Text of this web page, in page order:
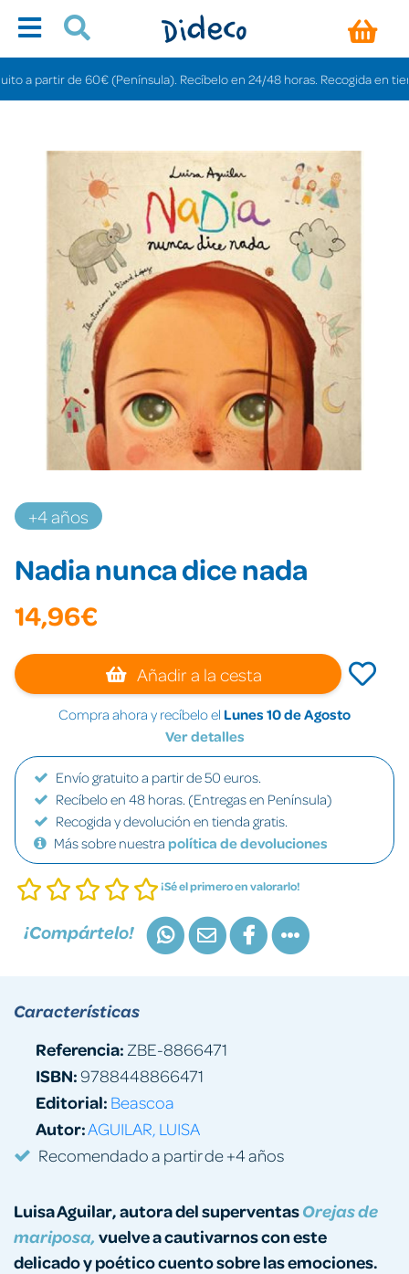
partir de 60€ (Península). Recíbelo en 24/48 horas. Recogida en tiendas
+4 años
Nadia nunca dice nada
14,96€
Añadir a la cesta
Compra ahora y recíbelo el Lunes 10 de Agosto
Ver detalles
Envío gratuito a partir de 50 euros.
Recíbelo en 48 horas. (Entregas en Península)
Recogida y devolución en tienda gratis.
Más sobre nuestra política de devoluciones
¡Sé el primero en valorarlo!
¡Compártelo!
Luisa Aguilar, autora del superventasOrejas de
mariposa, vuelve a cautivarnos con este
delicado y poético cuento sobre las emociones.
Características
Referencia: ZBE-8866471
ISBN:9788448866471
Editorial: Beascoa
Autor:AGUILAR, LUISA
Recomendado a partir de +4 años